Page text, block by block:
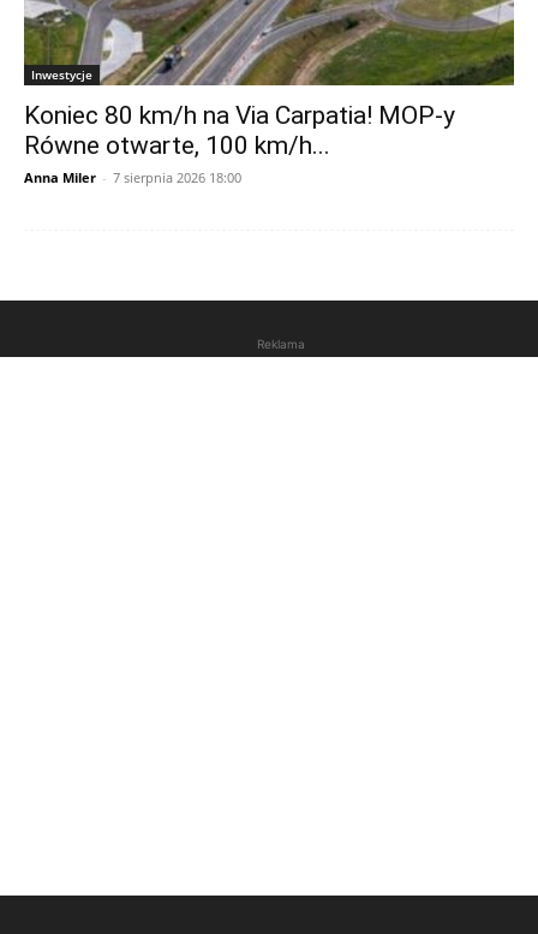
Inwestycje
Koniec 80 km/h na Via Carpatia! MOP-y
Równe otwarte, 100 km/h...
Anna Miler - 7 sierpnia 2026 18:00
Reklama